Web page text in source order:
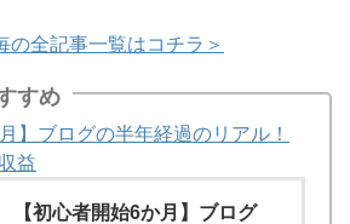
の全記事一覧はコチラ＞
すめ
】ブログの半年経過のリアル！
益
【初心者開始6か月】ブログ